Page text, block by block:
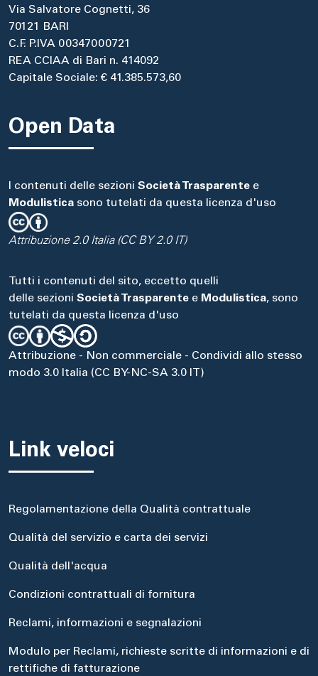
Via Salvatore Cognetti, 36
70121 BARI
C.F. P.IVA 00347000721
REA CCIAA di Bari n. 414092
Capitale Sociale: € 41.385.573,60
Open Data
I contenuti delle sezioni Società Trasparente e
Modulistica sono tutelati da questa licenza d'uso
Attribuzione 2.0 Italia (CC BY 2.0 IT)
Tutti i contenuti del sito, eccetto quelli
delle sezioni Società Trasparente e Modulistica, sono
tutelati da questa licenza d'uso
Attribuzione - Non commerciale - Condividi allo stesso
modo 3.0 Italia (CC BY-NC-SA 3.0 IT)
Link veloci
Regolamentazione della Qualità contrattuale
Qualità del servizio e carta dei servizi
Qualità dell'acqua
Condizioni contrattuali di fornitura
Reclami, informazioni e segnalazioni
Modulo per Reclami, richieste scritte di informazioni e di
rettifiche di fatturazione